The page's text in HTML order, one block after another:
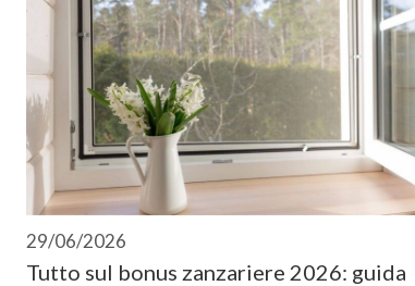
29/06/2026
Tutto sul bonus zanzariere 2026: guida